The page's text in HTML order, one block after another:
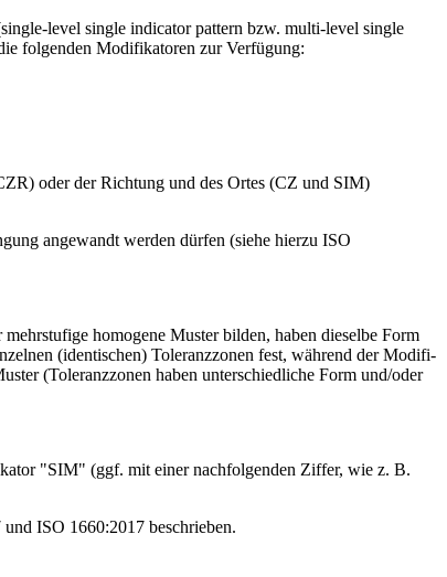
level single indicator pattern bzw. multi-level single
folgenden Modifikatoren zur Verfügung:
oder der Richtung und des Ortes (CZ und SIM)
angewandt werden dürfen (siehe hierzu ISO
homogene Muster bilden, haben dieselbe Form
(identischen) Toleranzzonen fest, wäh­rend der Modifi­
(Toleranzzonen haben unter­schiedliche Form und/oder
"SIM" (ggf. mit einer nachfolgenden Ziffer, wie z. B.
ISO 1660:2017 beschrieben.